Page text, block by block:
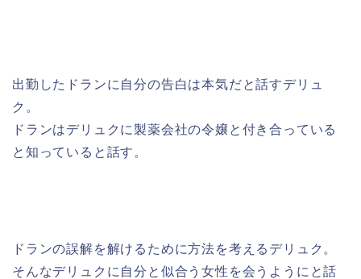
出勤したドランに自分の告白は本気だと話すデリュ
ク。
ドランはデリュクに製薬会社の令嬢と付き合っている
と知っていると話す。
ドランの誤解を解けるために方法を考えるデリュク。
そんなデリュクに自分と似合う女性を会うようにと話